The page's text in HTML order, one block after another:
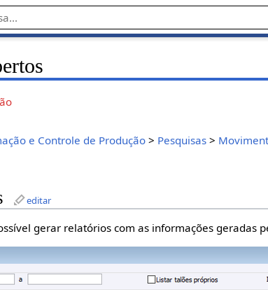
e Controle de Produção > Pesquisas >
editar
gerar relatórios com as informações geradas